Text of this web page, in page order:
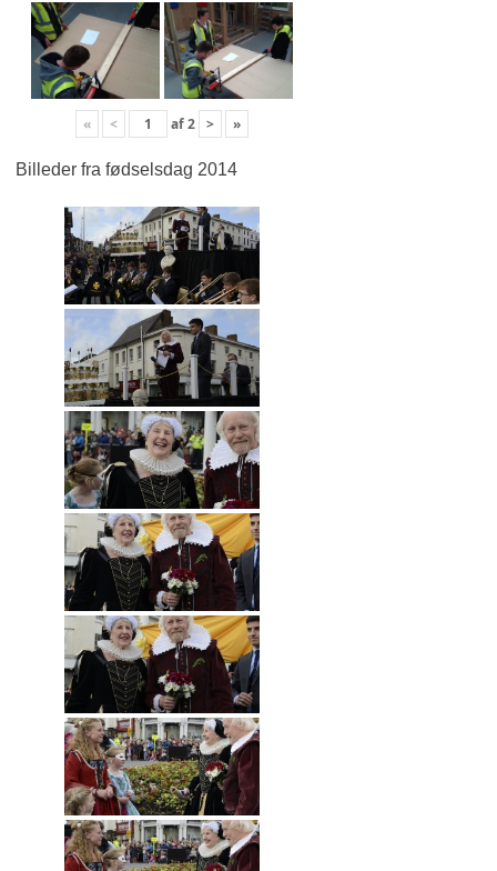
« < af2 > »
Billeder fra fødselsdag 2014